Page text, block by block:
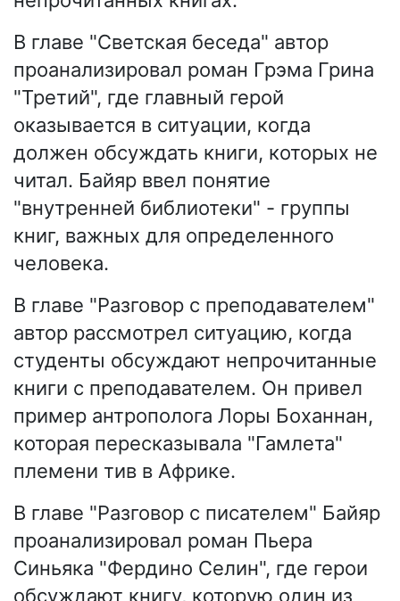
В главе "Светская беседа" автор
проанализировал роман Грэма Грина
"Третий", где главный герой
оказывается в ситуации, когда
должен обсуждать книги, которых не
читал. Байяр ввел понятие
"внутренней библиотеки" - группы
книг, важных для определенного
человека.
В главе "Разговор с преподавателем"
автор рассмотрел ситуацию, когда
студенты обсуждают непрочитанные
книги с преподавателем. Он привел
пример антрополога Лоры Боханнан,
которая пересказывала "Гамлета"
племени тив в Африке.
В главе "Разговор с писателем" Байяр
проанализировал роман Пьера
Синьяка "Фердино Селин", где герои
обсуждают книгу, которую один из